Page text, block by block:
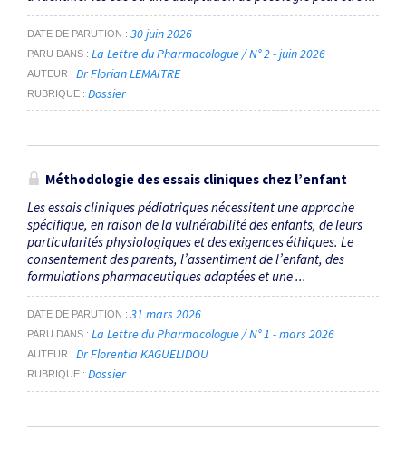
DATE DE PARUTION 30 juin 2026
PARU DANS La Lettre du Pharmacologue / N° 2 - juin 2026
AUTEUR Dr Florian LEMAITRE
RUBRIQUE Dossier
Méthodologie des essais cliniques chez l’enfant
Les essais cliniques pédiatriques nécessitent une approche
spécifique, en raison de la vulnérabilité des enfants, de leurs
particularités physiologiques et des exigences éthiques. Le
consentement des parents, l’assentiment de l’enfant, des
formulations pharmaceutiques adaptées et une ...
DATE DE PARUTION 31 mars 2026
PARU DANS La Lettre du Pharmacologue / N° 1 - mars 2026
AUTEUR Dr Florentia KAGUELIDOU
RUBRIQUE Dossier